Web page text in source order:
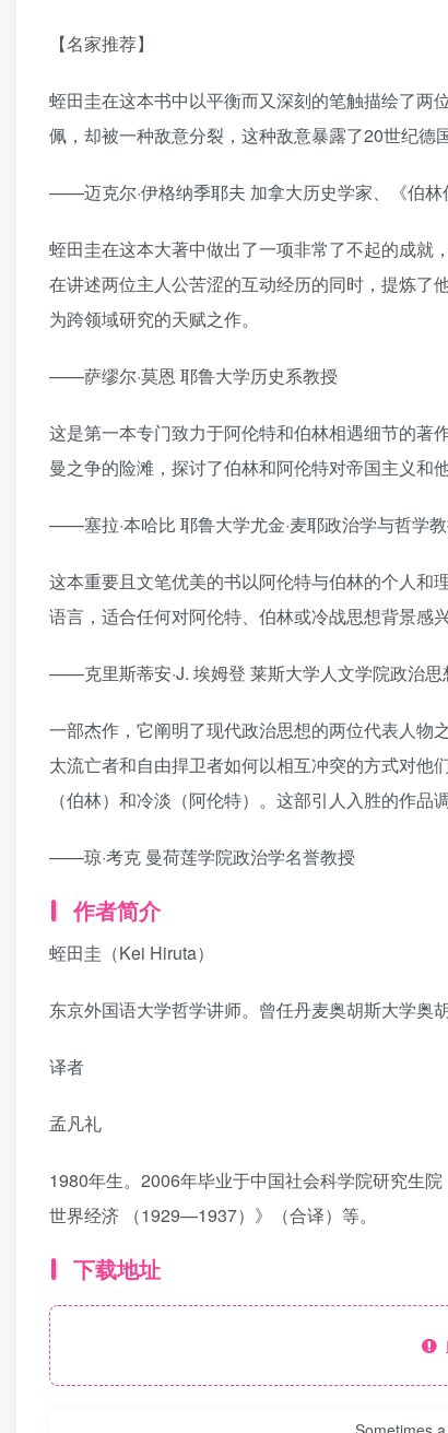
【名家推荐】
蛭田圭在这本书中以平衡而又深刻的笔触描绘了两
佩，却被一种敌意分裂，这种敌意暴露了20世纪德
——迈克尔·伊格纳季耶夫 加拿大历史学家、《伯林
蛭田圭在这本大著中做出了一项非常了不起的成就
在讲述两位主人公苦涩的互动经历的同时，提炼了
为跨领域研究的天赋之作。
——萨缪尔·莫恩 耶鲁大学历史系教授
这是第一本专门致力于阿伦特和伯林相遇细节的著
曼之争的险滩，探讨了伯林和阿伦特对帝国主义和
——塞拉·本哈比 耶鲁大学尤金·麦耶政治学与哲学
这本重要且文笔优美的书以阿伦特与伯林的个人和
语言，适合任何对阿伦特、伯林或冷战思想背景感
——克里斯蒂安·J. 埃姆登 莱斯大学人文学院政治思
一部杰作，它阐明了现代政治思想的两位代表人物
太流亡者和自由捍卫者如何以相互冲突的方式对他
（伯林）和冷淡（阿伦特）。这部引人入胜的作品
——琼·考克 曼荷莲学院政治学名誉教授
作者简介
蛭田圭（Kei Hiruta）
东京外国语大学哲学讲师。曾任丹麦奥胡斯大学奥
译者
孟凡礼
1980年生。2006年毕业于中国社会科学院研究生
世界经济 （1929—1937）》（合译）等。
下载地址